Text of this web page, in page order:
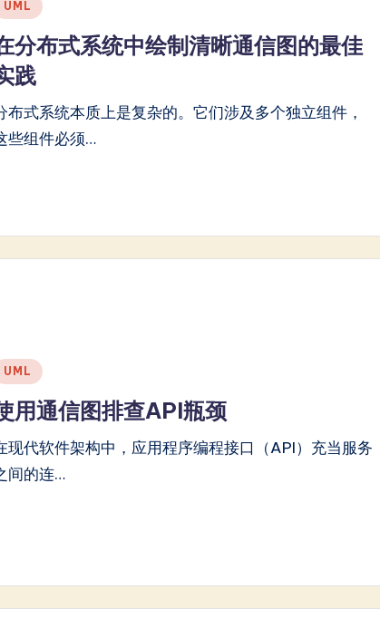
UML
分布式系统中绘制清晰通信图的最佳
践
布式系统本质上是复杂的。它们涉及多个独立组件，
些组件必须…
UML
用通信图排查API瓶颈
现代软件架构中，应用程序编程接口（API）充当服务
间的连…